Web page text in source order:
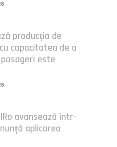
producția de
capacitatea de a
este
avansează într-
aplicarea